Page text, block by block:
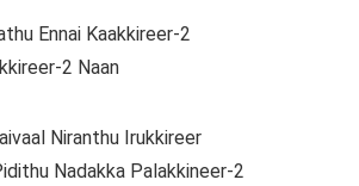
Ennai Kaakkireer-2
2 Naan
Niranthu Irukkireer
Nadakka Palakkineer-2